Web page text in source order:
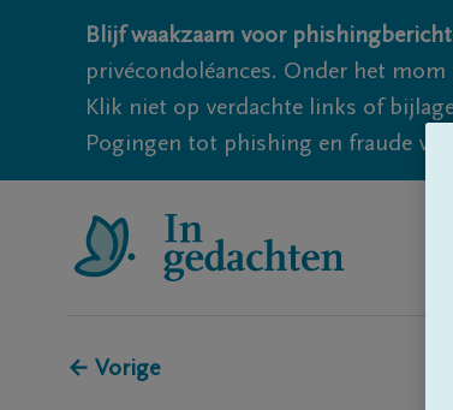
Blijf waakzaam voor
privécondoléances. Onder het
Klik niet op verdachte links of
Pogingen tot phishing en fraude
← Vorige